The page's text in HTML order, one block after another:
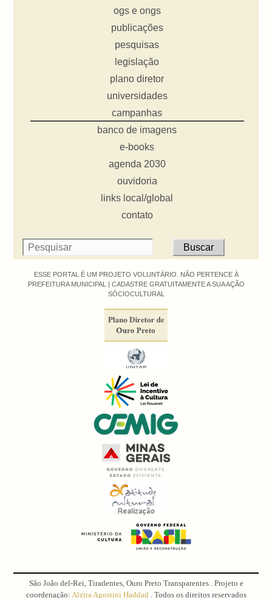
ogs e ongs
publicações
pesquisas
legislação
plano diretor
universidades
campanhas
banco de imagens
e-books
agenda 2030
ouvidoria
links local/global
contato
ESSE PORTAL É UM PROJETO VOLUNTÁRIO. NÃO PERTENCE À
PREFEITURA MUNICIPAL | CADASTRE GRATUITAMENTE A SUA AÇÃO
SÓCIOCULTURAL
São João del-Rei, Tiradentes, Ouro Preto Transparentes . Projeto e
coordenação: Alzira Agostini Haddad . Todos os direitos reservados